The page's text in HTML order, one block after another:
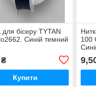
для бісеру TYTAN
Синій темний
Купити
100